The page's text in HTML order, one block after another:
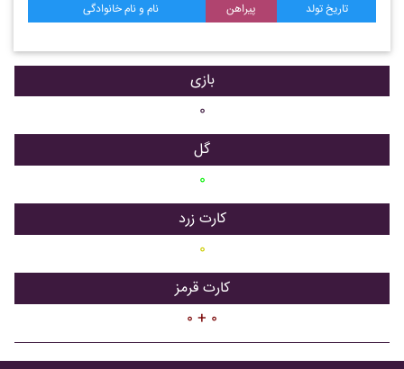
نام و نام خانوادگی پیراهن تاریخ تولد
بازی
۰
گل
۰
کارت زرد
۰
کارت قرمز
۰ + ۰